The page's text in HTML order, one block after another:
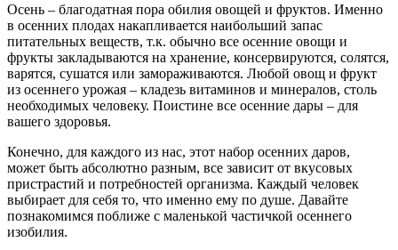
Осень – благодатная пора обилия овощей и фруктов. Именно
в осенних плодах накапливается наибольший запас
питательных веществ, т.к. обычно все осенние овощи и
фрукты закладываются на хранение, консервируются, солятся,
варятся, сушатся или замораживаются. Любой овощ и фрукт
из осеннего урожая – кладезь витаминов и минералов, столь
необходимых человеку. Поистине все осенние дары – для
вашего здоровья.
Конечно, для каждого из нас, этот набор осенних даров,
может быть абсолютно разным, все зависит от вкусовых
пристрастий и потребностей организма. Каждый человек
выбирает для себя то, что именно ему по душе. Давайте
познакомимся поближе с маленькой частичкой осеннего
изобилия.